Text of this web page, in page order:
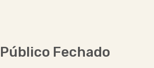
Público Fechado